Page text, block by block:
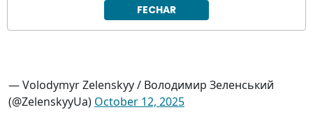
— Volodymyr Zelenskyy / Володимир Зеленський
(@ZelenskyyUa) October 12, 2025
FECHAR